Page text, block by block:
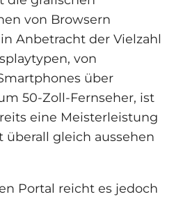
von Browsern
Anbetracht der Vielzahl
von
über
50-Zoll-Fernseher, ist
eine Meisterleistung
überall gleich aussehen
Portal reicht es jedoch